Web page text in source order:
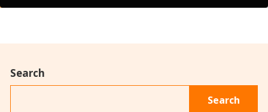
Search
Search